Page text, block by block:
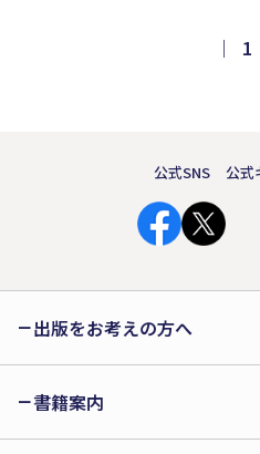
くことが大
｜ 1
公式SNS 公式
出版をお考えの方へ
書籍案内